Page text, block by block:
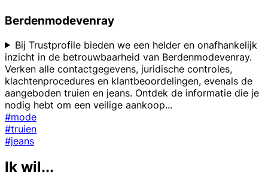
Berdenmodevenray
Bij Trustprofile bieden we een helder en onafhankelijk
inzicht in de betrouwbaarheid van Berdenmodevenray.
Verken alle contactgegevens, juridische controles,
klachtenprocedures en klantbeoordelingen, evenals de
aangeboden truien en jeans. Ontdek de informatie die je
nodig hebt om een veilige aankoop...
#mode
#truien
#jeans
Ik wil...